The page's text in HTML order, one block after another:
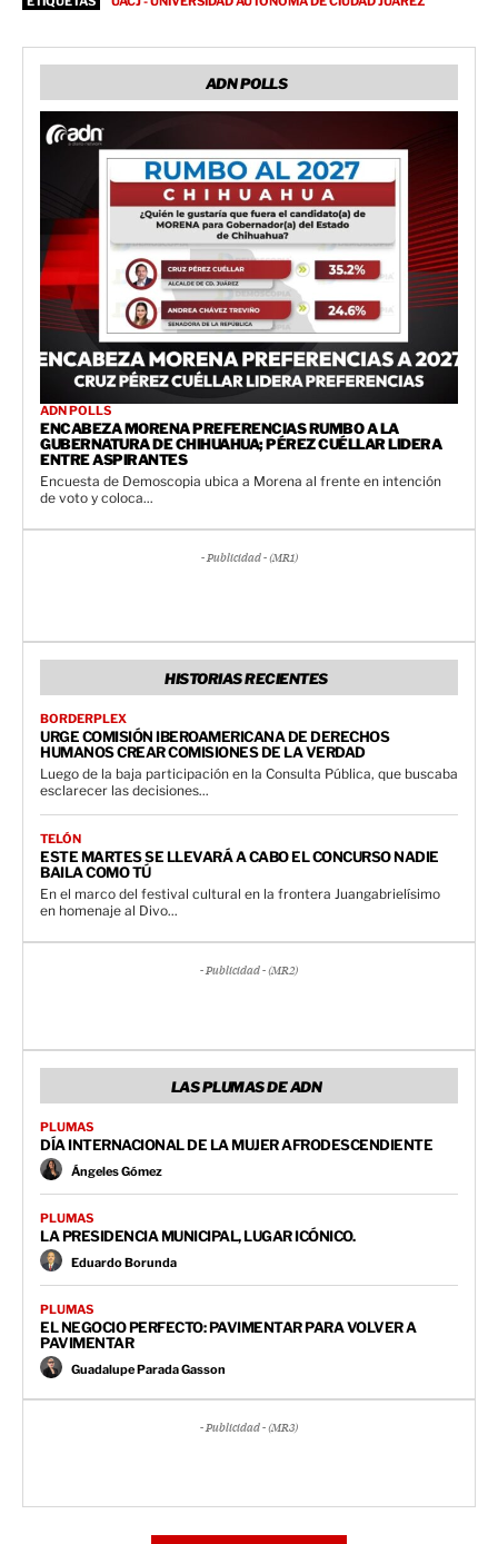
ADN POLLS
ADN POLLS
ENCABEZA MORENA PREFERENCIAS RUMBO A LA
GUBERNATURA DE CHIHUAHUA; PÉREZ CUÉLLAR LIDERA
ENTRE ASPIRANTES
Encuesta de Demoscopia ubica a Morena al frente en intención
de voto y coloca...
- Publicidad - (MR1)
HISTORIAS RECIENTES
BORDERPLEX
URGE COMISIÓN IBEROAMERICANA DE DERECHOS
HUMANOS CREAR COMISIONES DE LA VERDAD
Luego de la baja participación en la Consulta Pública, que buscaba
esclarecer las decisiones...
TELÓN
ESTE MARTES SE LLEVARÁ A CABO EL CONCURSO NADIE
BAILA COMO TÚ
En el marco del festival cultural en la frontera Juangabrielísimo
en homenaje al Divo...
- Publicidad - (MR2)
LAS PLUMAS DE ADN
PLUMAS
DÍA INTERNACIONAL DE LA MUJER AFRODESCENDIENTE
Ángeles Gómez
PLUMAS
LA PRESIDENCIA MUNICIPAL, LUGAR ICÓNICO.
Eduardo Borunda
PLUMAS
EL NEGOCIO PERFECTO: PAVIMENTAR PARA VOLVER A
PAVIMENTAR
Guadalupe Parada Gasson
- Publicidad - (MR3)